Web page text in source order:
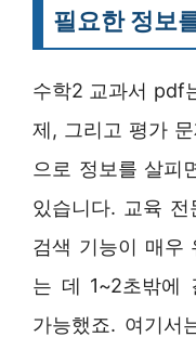
필요한 정보
수학2 교과서 pdf
제, 그리고 평가
으로 정보를 살피
있습니다. 교육
검색 기능이 매우
는 데 1~2초밖에
가능했죠. 여기서